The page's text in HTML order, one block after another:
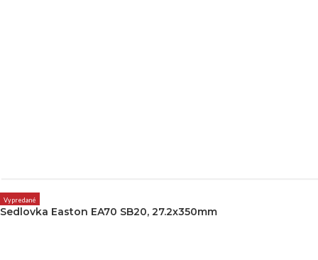
Vypredané
Sedlovka Easton EA70 SB20, 27.2x350mm